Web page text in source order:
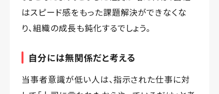
はスピード感をもった課題解決ができなくな
り、組織の成長も鈍化するでしょう。
自分には無関係だと考える
当事者意識が低い人は、指示された仕事に対